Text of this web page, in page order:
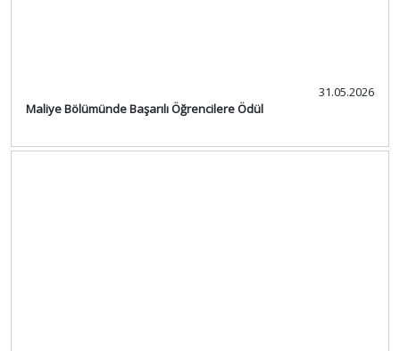
31.05.2026
Maliye Bölümünde Başarılı Öğrencilere Ödül